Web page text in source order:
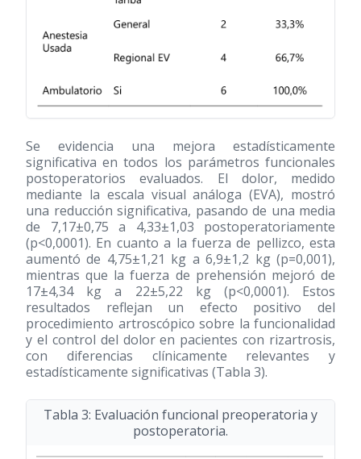
Se evidencia una mejora estadísticamente
significativa en todos los parámetros funcionales
postoperatorios evaluados. El dolor, medido
mediante la escala visual análoga (EVA), mostró
una reducción significativa, pasando de una media
de 7,17±0,75 a 4,33±1,03 postoperatoriamente
(p<0,0001). En cuanto a la fuerza de pellizco, esta
aumentó de 4,75±1,21 kg a 6,9±1,2 kg (p=0,001),
mientras que la fuerza de prehensión mejoró de
17±4,34 kg a 22±5,22 kg (p<0,0001). Estos
resultados reflejan un efecto positivo del
procedimiento artroscópico sobre la funcionalidad
y el control del dolor en pacientes con rizartrosis,
con diferencias clínicamente relevantes y
estadísticamente significativas (Tabla 3).
Tabla 3: Evaluación funcional preoperatoria y
postoperatoria.